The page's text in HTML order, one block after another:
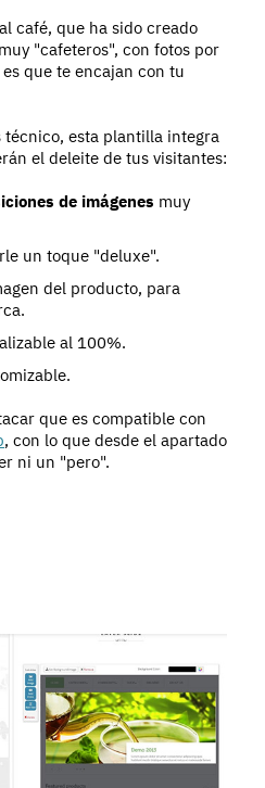
café, que ha sido creado
"cafeteros", con fotos por
que te encajan con tu
técnico, esta plantilla integra
el deleite de tus visitantes:
de imágenes muy
un toque "deluxe".
del producto, para
al 100%.
que es compatible con
, con lo que desde el apartado
ni un "pero".